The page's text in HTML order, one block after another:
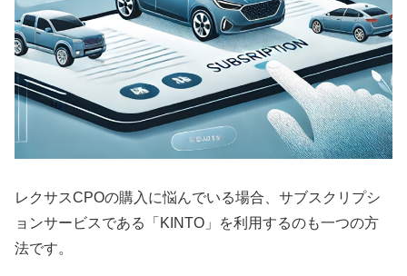
レクサスCPOの購入に悩んでいる場合、サブスクリプシ
ョンサービスである「KINTO」を利用するのも一つの方
法です。